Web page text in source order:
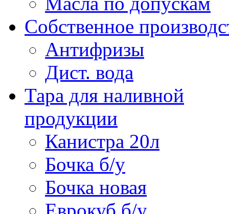
Собственное
Антифризы
Дист. вода
Тара для наливной
продукции
Канистра 20л
Бочка б/у
Бочка новая